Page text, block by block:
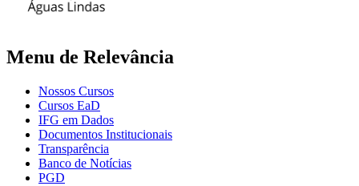
Menu de Relevância
Nossos Cursos
Cursos EaD
IFG em Dados
Documentos Institucionais
Transparência
Banco de Notícias
PGD